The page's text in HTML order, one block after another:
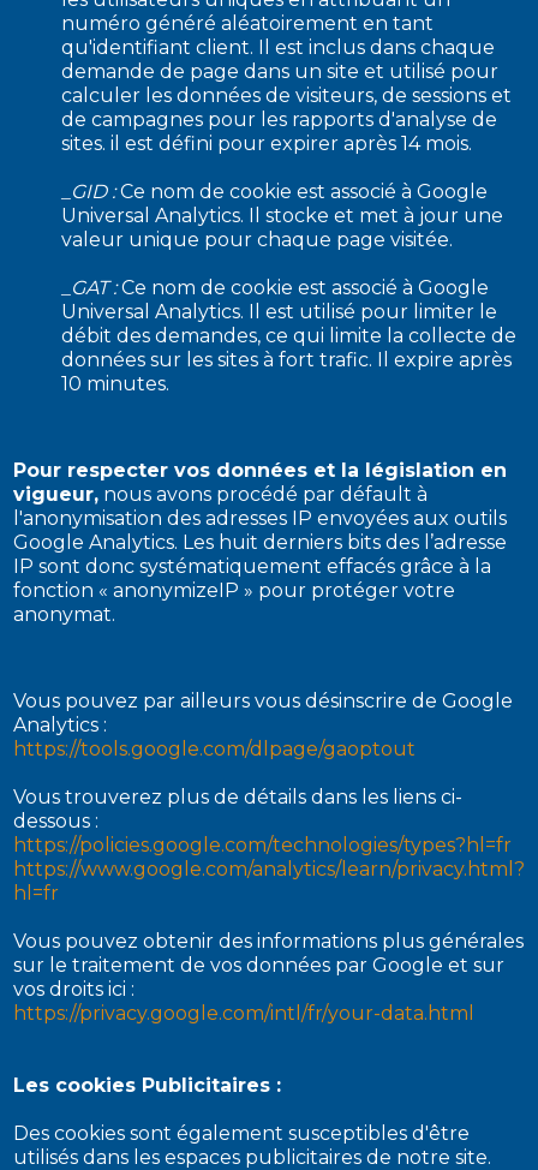
numéro généré aléatoirement en tant
qu'identifiant client. Il est inclus dans chaque
demande de page dans un site et utilisé pour
calculer les données de visiteurs, de sessions et
de campagnes pour les rapports d'analyse de
sites. il est défini pour expirer après 14 mois.
_GID :Ce nom de cookie est associé à Google
Universal Analytics. Il stocke et met à jour une
valeur unique pour chaque page visitée.
_GAT :Ce nom de cookie est associé à Google
Universal Analytics. Il est utilisé pour limiter le
débit des demandes, ce qui limite la collecte de
données sur les sites à fort trafic. Il expire après
10 minutes.
Pour respecter vos données et la législation en
vigueur, nous avons procédé par défault à
l'anonymisation des adresses IP envoyées aux outils
Google Analytics. Les huit derniers bits des l’adresse
IP sont donc systématiquement effacés grâce à la
fonction « anonymizeIP » pour protéger votre
anonymat.
Vous pouvez par ailleurs vous désinscrire de Google
Analytics :
https://tools.google.com/dlpage/gaoptout
Vous trouverez plus de détails dans les liens ci-
dessous :
https://policies.google.com/technologies/types?hl=fr
https://www.google.com/analytics/learn/privacy.html?
hl=fr
Vous pouvez obtenir des informations plus générales
sur le traitement de vos données par Google et sur
vos droits ici :
https://privacy.google.com/intl/fr/your-data.html
Les cookies Publicitaires :
Des cookies sont également susceptibles d'être
utilisés dans les espaces publicitaires de notre site.